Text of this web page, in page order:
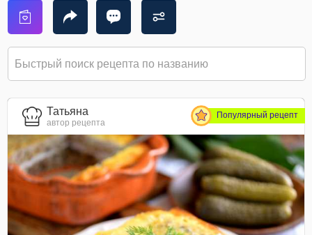
Татьяна
автор рецепта
Популярный рецепт